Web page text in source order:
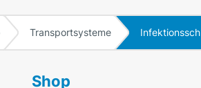
Transportsysteme
Shop